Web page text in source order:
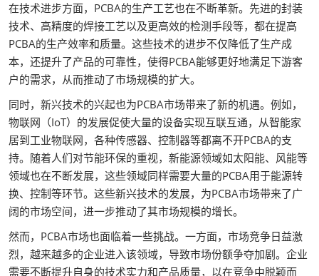
在技术进步方面，PCBA的生产工艺也在不断革新。先进的封装
技术、高精度的焊接工艺以及更高效的检测手段等，都在提高
PCBA的生产效率和质量。这些技术的进步不仅降低了生产成
本，还提升了产品的可靠性，使得PCBA能够更好地满足下游客
户的需求，从而推动了市场规模的扩大。
同时，新兴技术的兴起也为PCBA市场带来了新的机遇。例如，
物联网（IoT）的发展促使大量的设备实现互联互通，从智能家
居到工业物联网，各种传感器、控制器等都离不开PCBA的支
持。随着人们对节能环保的重视，新能源领域如太阳能、风能等
领域也在不断发展，这些领域同样需要大量的PCBA用于能源转
换、控制等环节。这些新兴技术的发展，为PCBA市场带来了广
阔的市场空间，进一步推动了其市场规模的增长。
然而，PCBA市场也面临着一些挑战。一方面，市场竞争日益激
烈，越来越多的企业进入该领域，导致市场份额争夺加剧。企业
需要不断提升自身的技术实力和产品质量，以在竞争中脱颖而